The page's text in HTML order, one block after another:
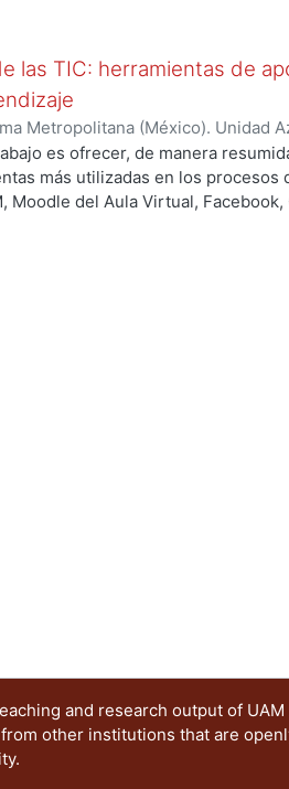
las TIC: herramientas de
Metropolitana (México). Unidad
Castro, María Beatriz;Orozco
;Martínez Morales, Mercedes
la Torre, Juan Carlos
es ofrecer, de manera
más utilizadas en los procesos
Moodle del Aula Virtual,
and research output of
other institutions that are